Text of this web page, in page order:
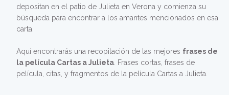
depositan en el patio de Julieta en Verona y comienza su
búsqueda para encontrar a los amantes mencionados en esa
carta.
Aquí encontrarás una recopilación de las mejores frases de
la película Cartas a Julieta . Frases cortas, frases de
película, citas, y fragmentos de la película Cartas a Julieta.